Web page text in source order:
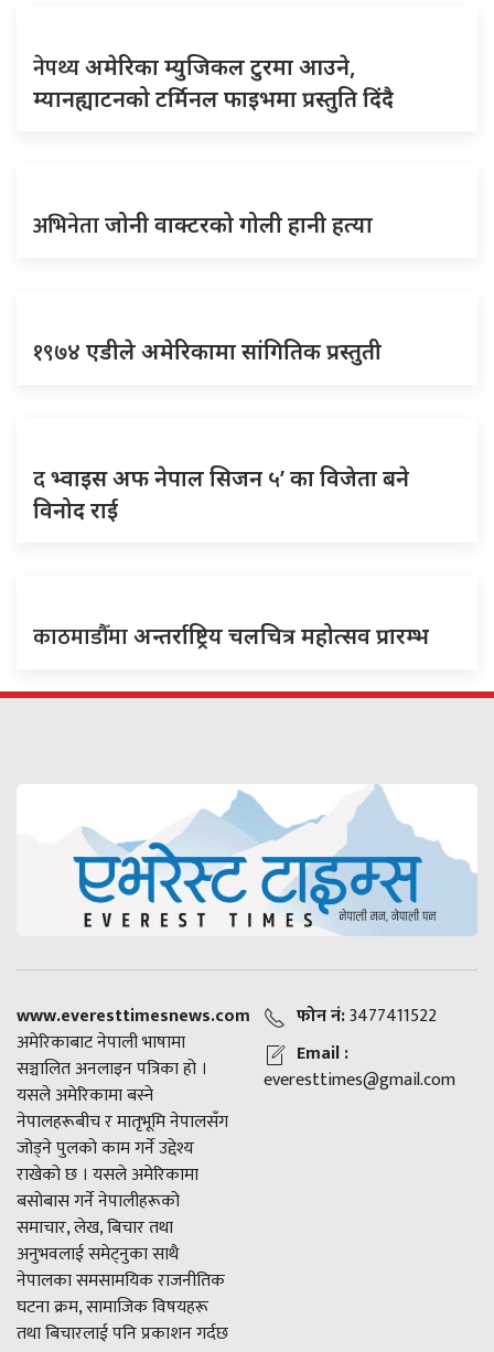
नेपथ्यअमेरिका म्युजिकल टुरमा आउने,
म्यानह्याटनको टर्मिनल फाइभमा प्रस्तुति दिंदै
अभिनेताजोनी वाक्टरको गोली हानी हत्या
१९७४ एडीले अमेरिकामा सांगितिक प्रस्तुती
दभ्वाइस अफ नेपाल सिजन ५’ का विजेता बने
विनोद राई
काठमाडौँमाअन्तर्राष्ट्रिय चलचित्र महोत्सव प्रारम्भ
www.everesttimesnews.com
अमेरिकाबाट नेपाली भाषामा
सञ्चालित अनलाइन पत्रिका हो ।
यसले अमेरिकामा बस्ने
नेपालहरूबीच र मातृभूमि नेपालसँग
जोड्ने पुलको काम गर्ने उद्देश्य
राखेको छ । यसले अमेरिकामा
बसोबास गर्ने नेपालीहरूको
समाचार, लेख, बिचार तथा
अनुभवलाई समेट्नुका साथै
नेपालका समसामयिक राजनीतिक
घटना क्रम, सामाजिक विषयहरू
तथा बिचारलाई पनि प्रकाशन गर्दछ
फोन नं:3477411522
Email :
everesttimes@gmail.com